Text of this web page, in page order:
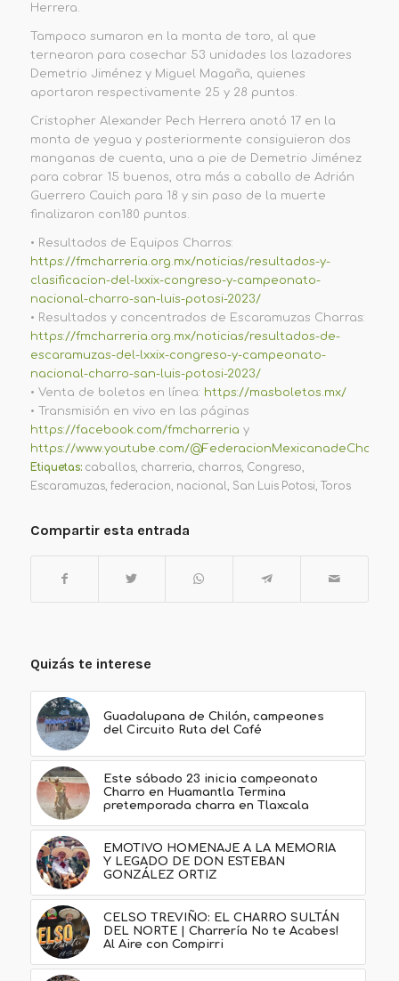
Herrera.
Tampoco sumaron en la monta de toro, al que
ternearon para cosechar 53 unidades los lazadores
Demetrio Jiménez y Miguel Magaña , quienes
aportaron respectivamente 25 y 28 puntos.
Cristopher Alexander Pech Herrera anotó 17 en la
monta de yegua y posteriormente consiguieron dos
manganas de cuenta, una a pie de Demetrio Jiménez
para cobrar 15 buenos, otra más a caballo de Adrián
Guerrero Cauich para 18 y sin paso de la muerte
finalizaron con180 puntos
• Resultados de Equipos Charros:
https://fmcharreria.org.mx/noticias/resultados-y-
clasificacion-del-lxxix-congreso-y-campeonato-
nacional-charro-san-luis-potosi-2023/
• Resultados y concentrados de Escaramuzas Charras:
https://fmcharreria.org.mx/noticias/resultados-de-
escaramuzas-del-lxxix-congreso-y-campeonato-
nacional-charro-san-luis-potosi-2023/
• Venta de boletos en línea: https://masboletos.mx/
• Transmisión en vivo en las páginas
https://facebook.com/fmcharreria y
https://www.youtube.com/
Etiquetas: caballos, charreria, charros, Congreso,
Escaramuzas, federacion, nacional, San Luis Potosi, Toros
Compartir esta entrada
Quizás te interese
Guadalupana de Chilón, campeones
del Circuito Ruta del Café
Este sábado 23 inicia campeonato
Charro en Huamantla Termina
pretemporada charra en Tlaxcala
EMOTIVO HOMENAJE A LA MEMORIA
Y LEGADO DE DON ESTEBAN
GONZÁLEZ ORTIZ
CELSO TREVIÑO: EL CHARRO SULTÁN
DEL NORTE | Charrería No te Acabes!
Al Aire con Compirri